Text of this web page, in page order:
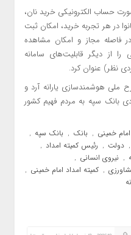
حساب الکترونیکی خرید نان،
در هر تجربه خرید، امکان ثبت
فاصله مجاز و امکان مشاهده
از دیگر قابلیت‌های سامانه
نظر) عنوان کرد.
ملی هوشمندسازی یارانه آرد و
بانک سپه به مردم فهیم کشور
امام خمینی , بانک , بانک سپه ,
, دولت , رئیس کمیته امداد ,
, نیروی انسانی ,
, کمیته امداد امام خمینی ,